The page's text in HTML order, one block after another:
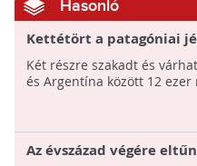
Hasonló
Kettétört a patagóniai
Két részre szakadt és
és Argentína között 12
Az évszázad végére